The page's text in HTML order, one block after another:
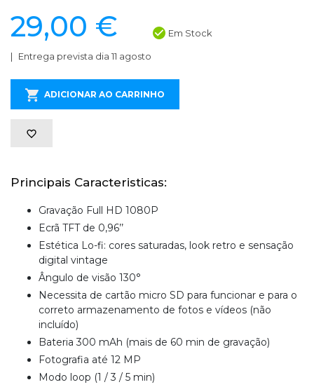
29,00 € Em Stock
Entrega prevista dia 11 agosto
ADICIONAR AO CARRINHO
Principais Caracteristicas:
Gravação Full HD 1080P
Ecrã TFT de 0,96’’
Estética Lo-fi: cores saturadas, look retro e sensação
digital vintage
Ângulo de visão 130°
Necessita de cartão micro SD para funcionar e para o
correto armazenamento de fotos e vídeos (não
incluído)
Bateria 300 mAh (mais de 60 min de gravação)
Fotografia até 12 MP
Modo loop (1 / 3 / 5 min)